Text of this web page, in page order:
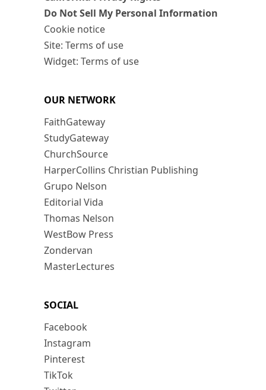
Do Not Sell My Personal Information
Cookie notice
Site: Terms of use
Widget: Terms of use
OUR NETWORK
FaithGateway
StudyGateway
ChurchSource
HarperCollins Christian Publishing
Grupo Nelson
Editorial Vida
Thomas Nelson
WestBow Press
Zondervan
MasterLectures
SOCIAL
Facebook
Instagram
Pinterest
TikTok